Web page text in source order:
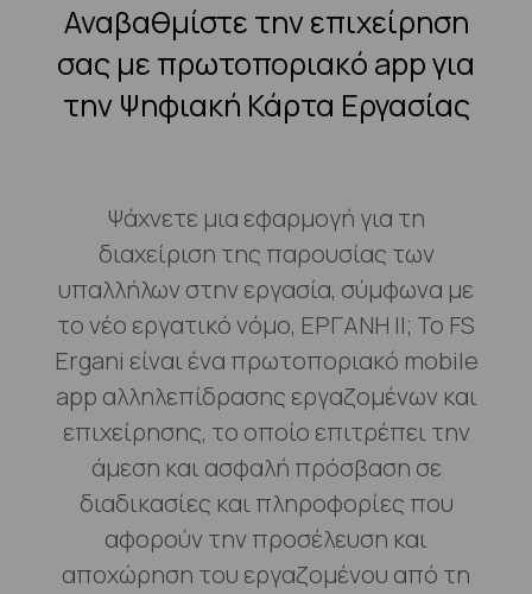
Αναβαθμίστε την επιχείρηση
σας με πρωτοποριακό app για
την Ψηφιακή Κάρτα Εργασίας
Ψάχνετε μια εφαρμογή για τη
διαχείριση της παρουσίας των
υπαλλήλων στην εργασία, σύμφωνα με
το νέο εργατικό νόμο, ΕΡΓΑΝΗ ΙΙ; Το FS
Ergani είναι ένα πρωτοποριακό mobile
app αλληλεπίδρασης εργαζομένων και
επιχείρησης, το οποίο επιτρέπει την
άμεση και ασφαλή πρόσβαση σε
διαδικασίες και πληροφορίες που
αφορούν την προσέλευση και
αποχώρηση του εργαζομένου από τη